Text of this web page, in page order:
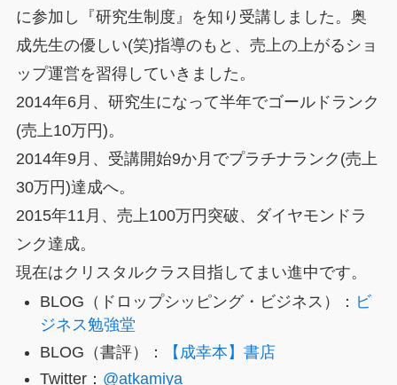
に参加し『研究生制度』を知り受講しました。奥
成先生の優しい(笑)指導のもと、売上の上がるショ
ップ運営を習得していきました。
2014年6月、研究生になって半年でゴールドランク
(売上10万円)。
2014年9月、受講開始9か月でプラチナランク(売上
30万円)達成へ。
2015年11月、売上100万円突破、ダイヤモンドラ
ンク達成。
現在はクリスタルクラス目指してまい進中です。
BLOG（ドロップシッピング・ビジネス）： ビ
ジネス勉強堂
BLOG（書評）：
【成幸本】書店
Twitter： @atkamiya